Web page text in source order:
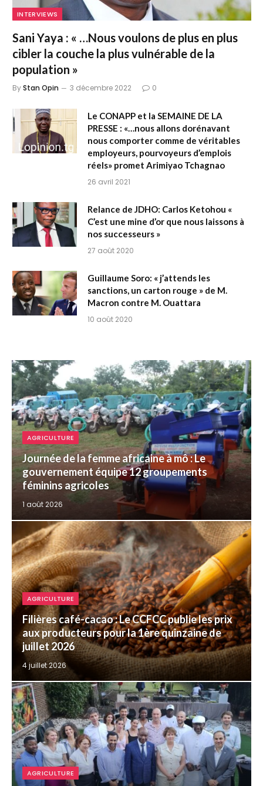
INTERVIEWS
Sani Yaya : « …Nous voulons de plus en plus
cibler la couche la plus vulnérable de la
population »
ByStan Opin 3 décembre 2022 0
Le CONAPP et la SEMAINE DE LA
PRESSE : «…nous allons dorénavant
nous comporter comme de véritables
employeurs, pourvoyeurs d’emplois
réels» promet Arimiyao Tchagnao
26 avril 2021
Relance de JDHO: Carlos Ketohou «
C’est une mine d’or que nous laissons à
nos successeurs »
27 août 2020
Guillaume Soro: « j’attends les
sanctions, un carton rouge » de M.
Macron contre M. Ouattara
10 août 2020
AGRICULTURE
Journée de la femme africaine à mô : Le
gouvernement équipe 12 groupements
féminins agricoles
1 août 2026
AGRICULTURE
Filières café-cacao : Le CCFCC publie les prix
aux producteurs pour la 1ère quinzaine de
juillet 2026
4 juillet 2026
AGRICULTURE